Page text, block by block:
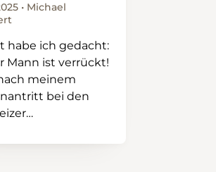
• Michael
habe ich gedacht:
Mann ist verrückt!
meinem
bei den
Bourquin zu mir